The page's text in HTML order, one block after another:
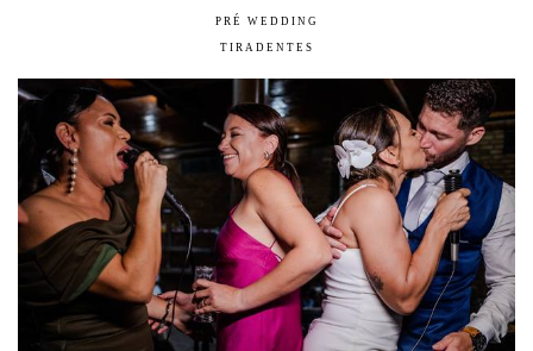
PRÉ WEDDING
TIRADENTES